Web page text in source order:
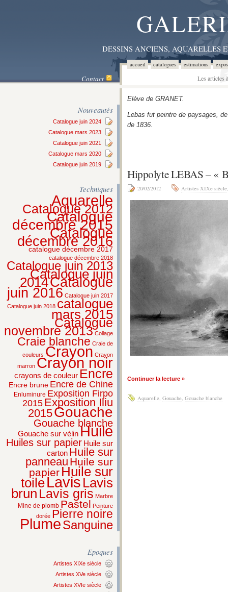
DESSINS ANCIENS,
accueil catalogues estimations
Contact Les articles
Nouveautés
Catalogue juin 2024
Catalogue mars 2023
Catalogue juin 2021
Catalogue mars 2020
Catalogue juin 2019
Techniques
Aquarelle
Catalogue 2012
Catalogue
décembre 2015
Catalogue
décembre 2016
catalogue décembre 2017
catalogue décembre 2018
Catalogue juin 2013
Catalogue juin
2014Catalogue
juin 2016 Catalogue juin 2017
Catalogue juin 2018 catalogue
mars 2015
Catalogue
novembre 2013 Collage
Craie blanche Craie de
couleurs Crayon Crayon
marron Crayon noir
crayons de couleur Encre
Encre brune Encre de Chine
Enluminure Exposition Firpo
2015 Exposition Iliu
2015Gouache
Gouache blanche
Gouache sur vélinHuile
Huiles sur papier Huile sur
carton Huile sur
panneau Huile sur
papier Huile sur
toileLavis Lavis
brun Lavis gris Marbre
Mine de plomb Pastel Peinture
dorée Pierre noire
PlumeSanguine
Epoques
Artistes XIXe siècle
Artistes XVe siècle
Artistes XVIe siècle
Elève de GRANET.
Lebas fut peintre de paysages,
de 1836.
Hippolyte LEBAS – «
20/02/2012 Artistes XIXe siècle
Continuer la lecture »
Aquarelle, Gouache, Gouache blanche